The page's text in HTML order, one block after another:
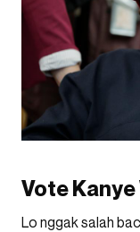
Vote
Lo nggak salah